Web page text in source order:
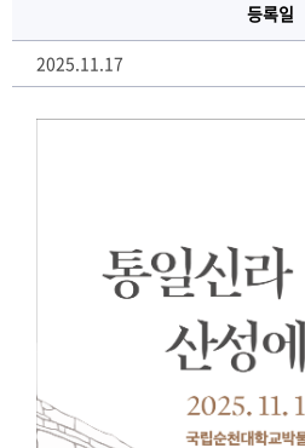
등록일
2025.11.17